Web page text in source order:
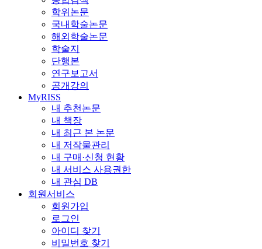
학위논문
국내학술논문
해외학술논문
학술지
단행본
연구보고서
공개강의
MyRISS
내 추천논문
내 책장
내 최근 본 논문
내 저작물관리
내 구매·신청 현황
내 서비스 사용권한
내 관심 DB
회원서비스
회원가입
로그인
아이디 찾기
비밀번호 찾기